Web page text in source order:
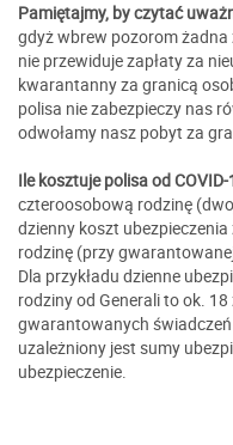
Pamiętajmy, by czytać
gdyż wbrew pozorom
nie przewiduje zapłaty za
kwarantanny za granicą
polisa nie zabezpieczy nas
odwołamy nasz pobyt za
Ile kosztuje polisa od COVID-
czteroosobową rodzinę
dzienny koszt ubezpieczenia
rodzinę (przy
Dla przykładu dzienne
rodziny od Generali to ok.
gwarantowanych
uzależniony jest sumy
ubezpieczenie.